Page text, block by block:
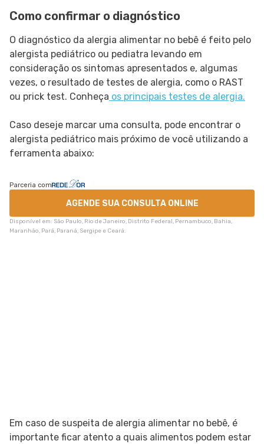
Como confirmar o diagnóstico
O diagnóstico da alergia alimentar no bebê é feito pelo
alergista pediátrico ou pediatra levando em
consideração os sintomas apresentados e, algumas
vezes, o resultado de testes de alergia, como o RAST
ou prick test. Conheça os principais testes de alergia.
Caso deseje marcar uma consulta, pode encontrar o
alergista pediátrico mais próximo de você utilizando a
ferramenta abaixo:
Parceria com
AGENDE SUA CONSULTA ONLINE
Disponível em: São Paulo, Rio de Janeiro, Distrito Federal, Pernambuco, Bahia,
Maranhão, Pará, Paraná, Sergipe e Ceará.
Em caso de suspeita de alergia alimentar no bebê, é
importante ficar atento a quais alimentos podem estar